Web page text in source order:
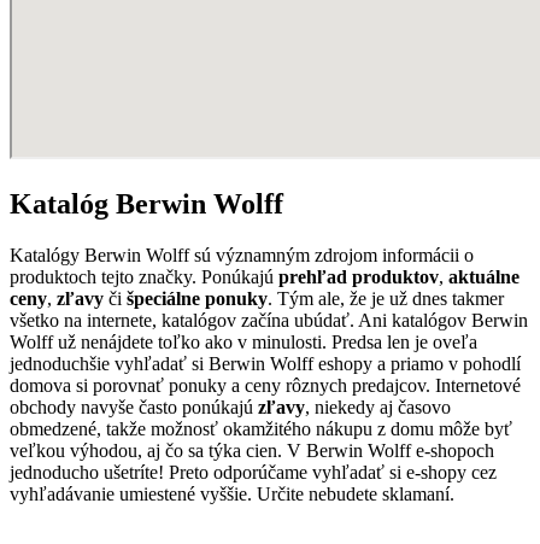
Katalóg Berwin Wolff
Katalógy Berwin Wolff sú významným zdrojom informácii o
produktoch tejto značky. Ponúkajú prehľad produktov, aktuálne
ceny, zľavy či špeciálne ponuky. Tým ale, že je už dnes takmer
všetko na internete, katalógov začína ubúdať. Ani katalógov Berwin
Wolff už nenájdete toľko ako v minulosti. Predsa len je oveľa
jednoduchšie vyhľadať si Berwin Wolff eshopy a priamo v pohodlí
domova si porovnať ponuky a ceny rôznych predajcov. Internetové
obchody navyše často ponúkajú zľavy, niekedy aj časovo
obmedzené, takže možnosť okamžitého nákupu z domu môže byť
veľkou výhodou, aj čo sa týka cien. V Berwin Wolff e-shopoch
jednoducho ušetríte! Preto odporúčame vyhľadať si e-shopy cez
vyhľadávanie umiestené vyššie. Určite nebudete sklamaní.